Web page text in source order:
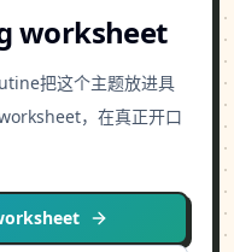
worksheet
把这个主题放进具
，在真正开口